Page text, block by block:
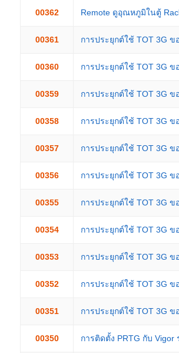
00362 Remote ดูอุณหภูมิในตู้
00361 การประยุกต์ใช้ TOT 3G ข
00360 การประยุกต์ใช้ TOT 3G ข
00359 การประยุกต์ใช้ TOT 3G ข
00358 การประยุกต์ใช้ TOT 3G ข
00357 การประยุกต์ใช้ TOT 3G ข
00356 การประยุกต์ใช้ TOT 3G ข
00355 การประยุกต์ใช้ TOT 3G ข
00354 การประยุกต์ใช้ TOT 3G ข
00353 การประยุกต์ใช้ TOT 3G ข
00352 การประยุกต์ใช้ TOT 3G ข
00351 การประยุกต์ใช้ TOT 3G ข
00350 การติดตั้ง PRTG กับ Vigor